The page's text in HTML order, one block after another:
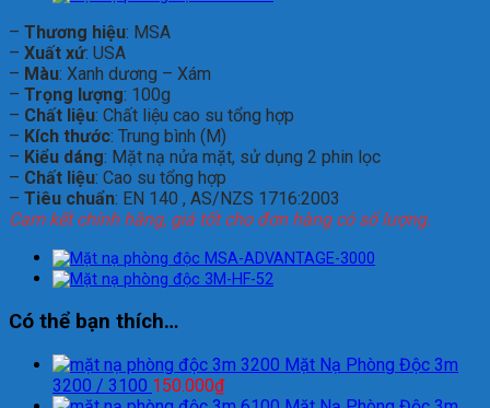
– Thương hiệu: MSA
– Xuất xứ: USA
– Màu: Xanh dương – Xám
– Trọng lượng: 100g
– Chất liệu: Chất liệu cao su tổng hợp
– Kích thước: Trung bình (M)
– Kiểu dáng: Mặt nạ nửa mặt, sử dụng 2 phin lọc
– Chất liệu: Cao su tổng hợp
– Tiêu chuẩn: EN 140 , AS/NZS 1716:2003
Cam kết chính hãng, giá tốt cho đơn hàng có số lượng.
Có thể bạn thích…
Mặt Nạ Phòng Độc 3m
3200 / 3100 150.000₫